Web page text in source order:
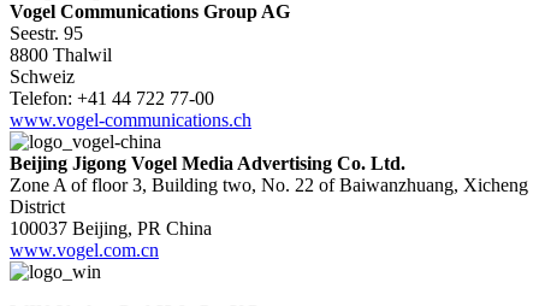
Vogel Communications Group AG
Seestr. 95
8800 Thalwil
Schweiz
Telefon: +41 44 722 77-00
www.vogel-communications.ch
Beijing Jigong Vogel Media Advertising Co. Ltd.
Zone A of floor 3, Building two, No. 22 of Baiwanzhuang, Xicheng
District
100037 Beijing, PR China
www.vogel.com.cn